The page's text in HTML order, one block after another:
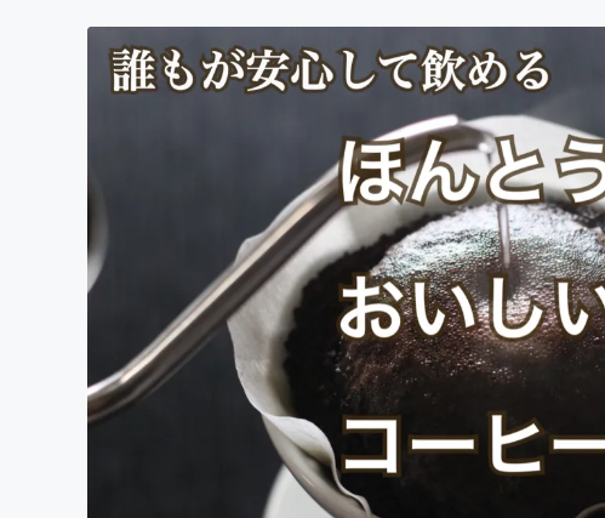
アート・写真
テクノロジー・ガジェット ゲー
映像・映画 書籍
ビジネス・起業 チャ
まちづくり・地域活性化